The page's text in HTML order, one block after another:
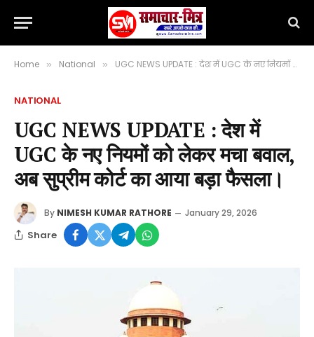
Home » National » UGC NEWS UPDATE : देश में UGC के नए नियमों को लेकर मचा बवाल, अब सुप्रीम कोर्ट का आया बड़ा फैसला।
NATIONAL
UGC NEWS UPDATE : देश में
UGC के नए नियमों को लेकर मचा बवाल,
अब सुप्रीम कोर्ट का आया बड़ा फैसला।
By NIMESH KUMAR RATHORE January 29, 2026
Share